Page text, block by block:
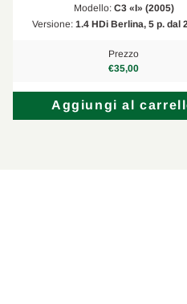
Modello: C3 «I» (2005)
Versione: 1.4 HDi Berlina, 5 p. dal
Prezzo
€35,00
Aggiungi al